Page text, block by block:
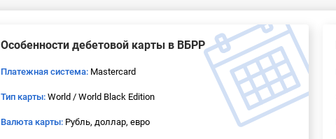
Особенности дебетовой карты в ВБРР
Платежная система: Mastercard
Тип карты: World / World Black Edition
Валюта карты: Рубль, доллар, евро